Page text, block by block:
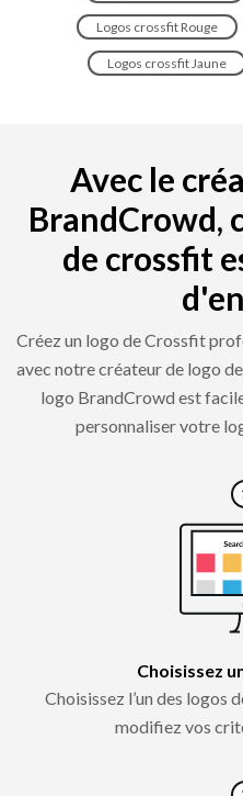
Logos crossfit Rouge
Logos crossfit Jaune
Avec le
BrandCrowd,
de crossfit
Créez un logo de Crossfit
avec notre créateur de logo
logo BrandCrowd est
personnaliser votre
Choisissez
Choisissez l’un des logos
modifiez vos